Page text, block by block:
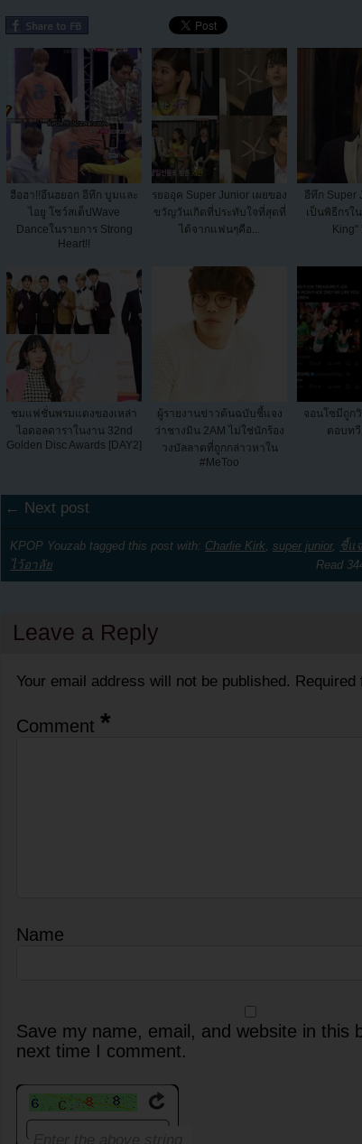
ฮือฮา!!อึนฮยอก อีทึก บูมและ
ไอยู โชว์สเต็ปWave
Danceในรายการ Strong
Heart!!
รยออุค Super Junior เผยของ
ขวัญวันเกิดที่ประทับใจที่สุดที่
ได้จากแฟนๆคือ...
อีทึก Super
เป็นพิธีกรใ
King"
ชมแฟชั่นพรมแดงของเหล่า
ไอดอลดาราในงาน 32nd
Golden Disc Awards [DAY2]
ผู้รายงานข่าวต้นฉบับชี้แจง
ว่าชางมิน 2AM ไม่ใช่นักร้อง
วงบัลลาดที่ถูกกล่าวหาใน
#MeToo
จอนโซมีถูก
ตอบทวี
← Next post
KPOP Youzab tagged this post with: Charlie Kirk, super junior, ชี้แ
ไว้อาลัย
Read
Leave a Reply
Your email address will not be published. Required
Comment *
Name
Save my name, email, and website in this
next time I comment.